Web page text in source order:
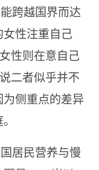
跨越国界而达
性注重自己
性则在意自己
二者似乎并不
侧重点的差异
居民营养与慢